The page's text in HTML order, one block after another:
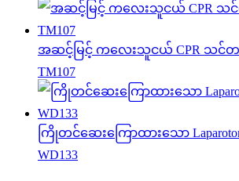
အဆင့်မြင့် ကလေးသူငယ် CPR သင်တန်
TM107
ကြိုတင်ဆေးကြောထားသော
WD133